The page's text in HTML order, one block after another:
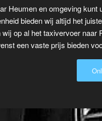
Heumen en omgeving kunt
bieden wij altijd het
wij op al het taxivervoer naar
een vaste prijs bieden